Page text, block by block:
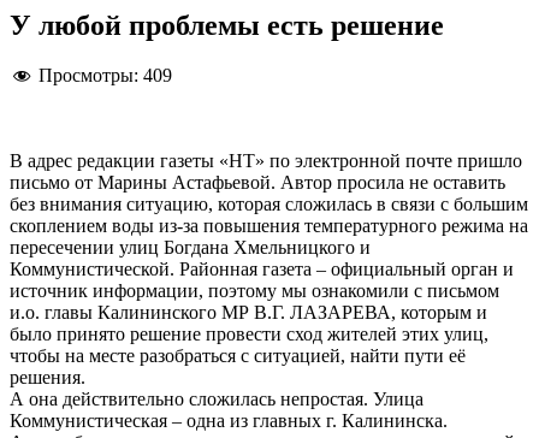
У любой проблемы есть решение
Просмотры: 409
В адрес редакции газеты «НТ» по электронной почте пришло
письмо от Марины Астафьевой. Автор просила не оставить
без внимания ситуацию, которая сложилась в связи с большим
скоплением воды из-за повышения температурного режима на
пересечении улиц Богдана Хмельницкого и
Коммунистической. Районная газета – официальный орган и
источник информации, поэтому мы ознакомили с письмом
и.о. главы Калининского МР В.Г. ЛАЗАРЕВА, которым и
было принято решение провести сход жителей этих улиц,
чтобы на месте разобраться с ситуацией, найти пути её
решения.
А она действительно сложилась непростая. Улица
Коммунистическая – одна из главных г. Калининска.